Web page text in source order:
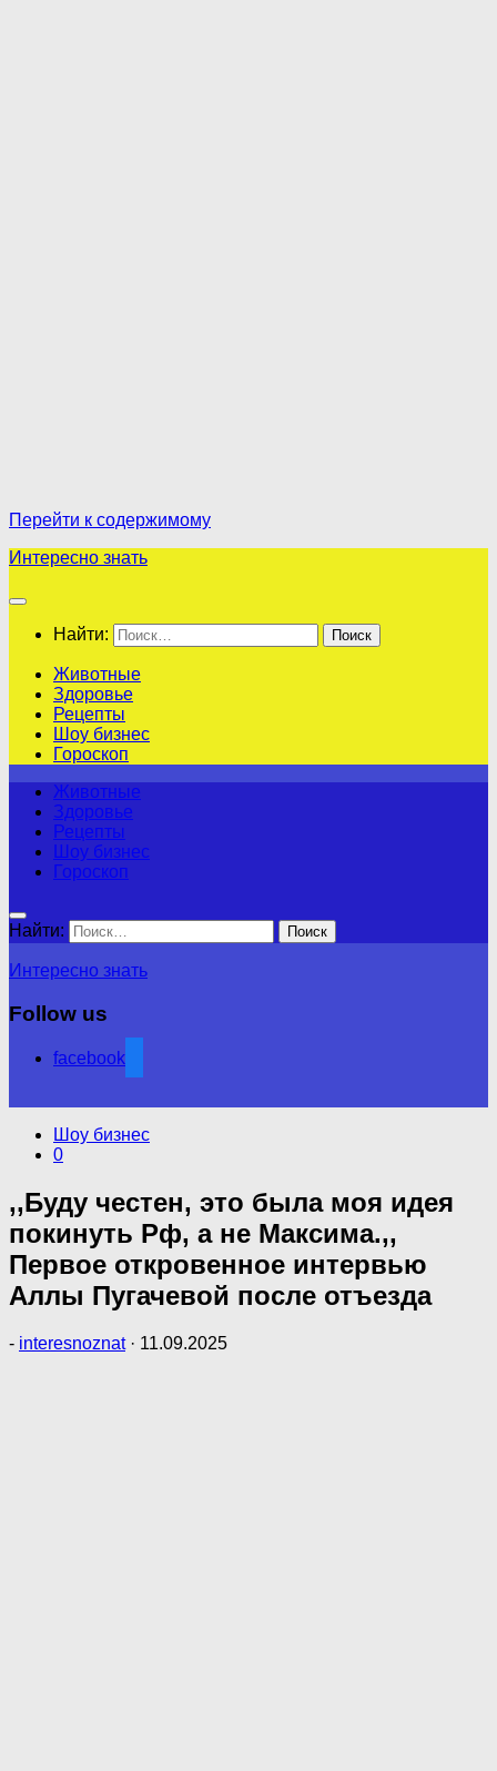
Перейти к содержимому
Интересно знать
Найти:
Животные
Здоровье
Рецепты
Шоу бизнес
Гороскоп
Животные
Здоровье
Рецепты
Шоу бизнес
Гороскоп
Найти:
Интересно знать
Follow us
facebook
Шоу бизнес
0
,,Буду честен, это была моя идея
покинуть Рф, а не Максима.,,
Первое откровенное интервью
Аллы Пугачевой после отъезда
- interesnoznat · 11.09.2025